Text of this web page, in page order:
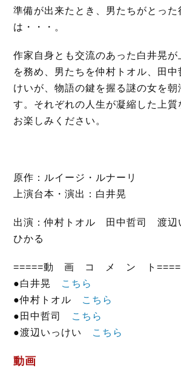
準備が出来たとき、男たちがとった
は・・・。
作家自身とも交流のあった白井晃が
を務め、男たちを仲村トオル、田中
けいが、物語の鍵を握る謎の女を朝
す。それぞれの人生が凝縮した上
お楽しみください。
原作：ルイージ・ルナーリ
上演台本・演出：白井晃
出演：仲村トオル 田中哲司 渡
ひかる
=====動 画 コ メ ン ト
●白井晃 こちら
●仲村トオル こちら
●田中哲司 こちら
●渡辺いっけい こちら
動画